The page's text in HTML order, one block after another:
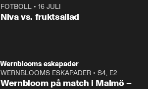
FOTBOLL • 16 JULI
Niva vs. fruktsallad
Wernblooms eskapader
WERNBLOOMS ESKAPADER • S4, E2
Wernbloom på match i Malmö –